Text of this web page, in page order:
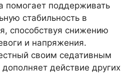
помогает поддерживать
стабильность в
способствуя снижению
и напряжения.
своим седативным
действие других